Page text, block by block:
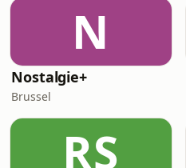
N
Nostalgie+
Brussel
RS